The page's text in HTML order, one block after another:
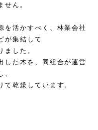
せん。
を活かすべく、林業会社
が集結して
ました。
した木を、同組合が運営
、
て乾燥しています。